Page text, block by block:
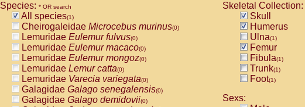
Species: * OR search
All species(1)
Cheirogaleidae Microcebus murinus(0)
Lemuridae Eulemur fulvus(0)
Lemuridae Eulemur macaco(0)
Lemuridae Eulemur mongoz(0)
Lemuridae Lemur catta(0)
Lemuridae Varecia variegata(0)
Galagidae Galago senegalensis(0)
Galagidae Galago demidovii(0)
Skeletal Collection:
Skull
Humerus
Ulna(1)
Femur
Fibula(1)
Trunk(1)
Foot(1)
Sexs: